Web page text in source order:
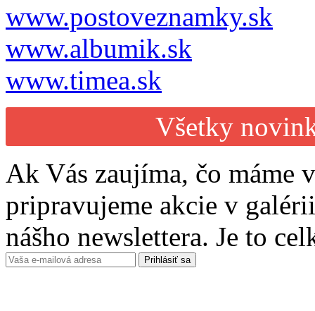
www.postoveznamky.sk
www.albumik.sk
www.timea.sk
Všetky
Ak Vás zaujíma, čo máme
pripravujeme akcie v
nášho newslettera. Je to